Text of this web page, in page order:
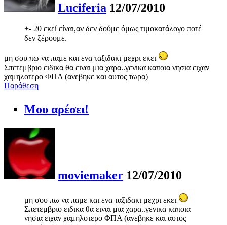
Luciferia 12/07/2010
+- 20 εκεί είναι,αν δεν δούμε όμως τιμοκατάλογο ποτέ
δεν ξέρουμε.
μη σου πω να παμε και ενα ταξιδακι μεχρι εκει
Σπετεμβριο ειδικα θα ειναι μια χαρα..γενικα καποια νησια ειχαν
χαμηλοτερο ΦΠΑ (ανεβηκε και αυτος τωρα)
Παράθεση
Μου αρέσει!
moviemaker 12/07/2010
μη σου πω να παμε και ενα ταξιδακι μεχρι εκει
Σπετεμβριο ειδικα θα ειναι μια χαρα..γενικα καποια
νησια ειχαν χαμηλοτερο ΦΠΑ (ανεβηκε και αυτος